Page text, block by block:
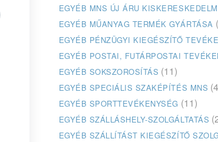
EGYÉB MNS ÚJ ÁRU
EGYÉB MŰANYAG TERMÉK GYÁRTÁSA
EGYÉB PÉNZÜGYI KIEGÉSZÍTŐ
EGYÉB POSTAI, FUTÁRPOSTAI
EGYÉB SOKSZOROSÍTÁS (11)
EGYÉB SPECIÁLIS SZAKÉPÍTÉS MNS
EGYÉB SPORTTEVÉKENYSÉG (11)
EGYÉB SZÁLLÁSHELY-SZOLGÁLTATÁS
EGYÉB SZÁLLÍTÁST KIEGÉSZÍTŐ